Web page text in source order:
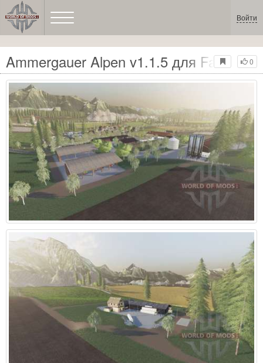
Войти
0
Ammergauer Alpen v1.1.5 для Farming